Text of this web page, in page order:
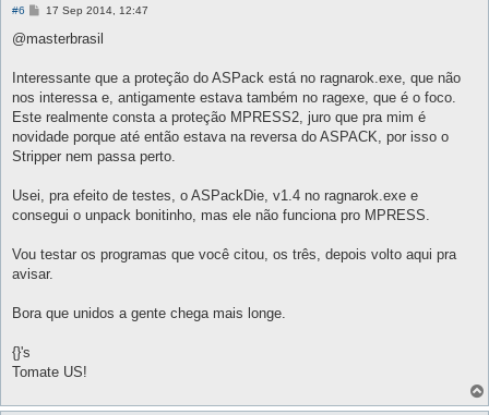
#6
P
s
17 Sep 2014, 12:47
@masterbrasil
Interessante que a proteção do ASPack está no ragnarok.exe, que não
nos interessa e, antigamente estava também no ragexe, que é o foco.
Este realmente consta a proteção MPRESS2, juro que pra mim é
novidade porque até então estava na reversa do ASPACK, por isso o
Stripper nem passa perto.
Usei, pra efeito de testes, o ASPackDie, v1.4 no ragnarok.exe e
consegui o unpack bonitinho, mas ele não funciona pro MPRESS.
Vou testar os programas que você citou, os três, depois volto aqui pra
avisar.
Bora que unidos a gente chega mais longe.
{}'s
Tomate US!